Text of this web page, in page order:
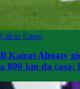
Calcio Estero
Il Kairat Almaty
a 800 km da